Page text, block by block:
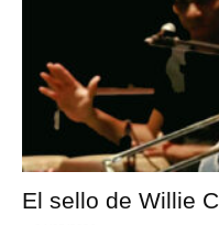
El sello de Willie